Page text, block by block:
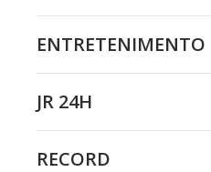
ENTRETENIMENTO
JR 24H
RECORD